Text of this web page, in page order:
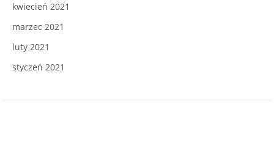
kwiecień 2021
marzec 2021
luty 2021
styczeń 2021